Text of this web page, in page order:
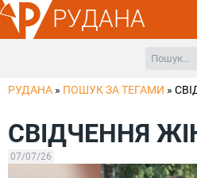
РУДАНА
РУДАНА » ПОШУК ЗА ТЕГАМИ »
СВІДЧЕННЯ
07/07/26